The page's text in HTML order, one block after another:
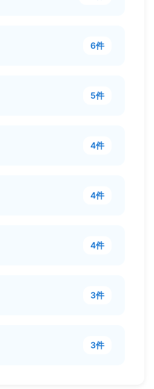
6件
5件
4件
4件
4件
3件
3件